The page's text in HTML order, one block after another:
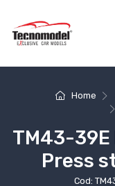
Home
TM43-
Press
Cod: